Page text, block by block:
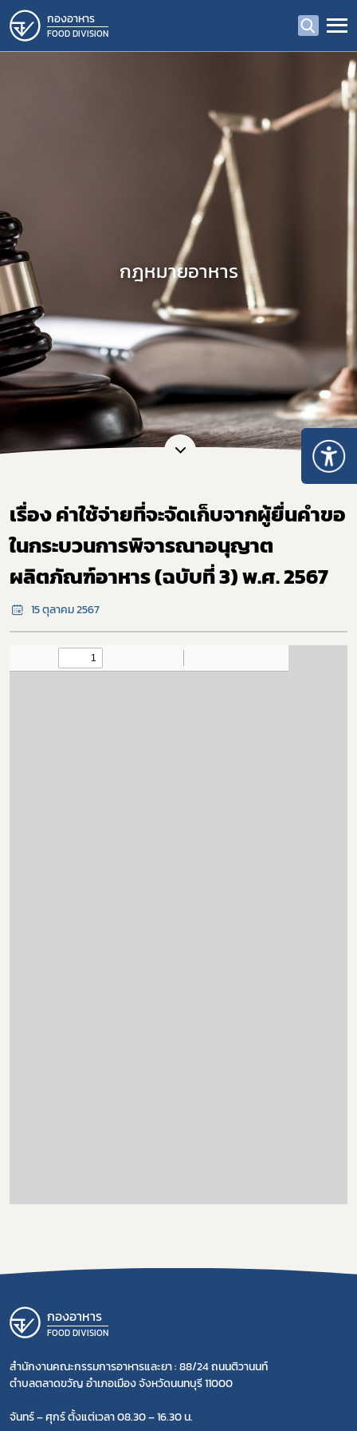
กองอาหาร
FOOD DIVISION
กฎหมายอาหาร
เรื่อง ค่าใช้จ่ายที่จะจัดเก็บจากผู้ยื่นคำขอ
ในกระบวนการพิจารณาอนุญาต
ผลิตภัณฑ์อาหาร (ฉบับที่ 3) พ.ศ. 2567
15 ตุลาคม 2567
กองอาหาร
FOOD DIVISION
สำนักงานคณะกรรมการอาหารและยา : 88/24 ถนนติวานนท์
ตำบลตลาดขวัญ อำเภอเมือง จังหวัดนนทบุรี 11000
จันทร์ – ศุกร์ ตั้งแต่เวลา 08.30 – 16.30 น.